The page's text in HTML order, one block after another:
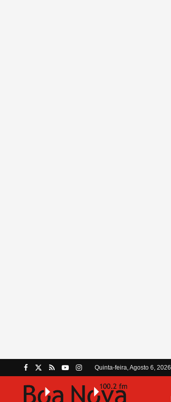
Quinta-feira, Agosto 6, 2026